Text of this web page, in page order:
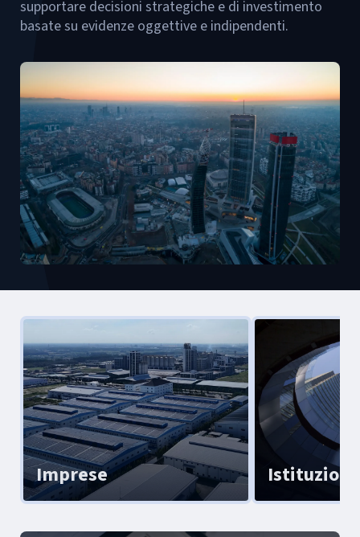
supportare decisioni strategiche e di investimento
basate su evidenze oggettive e indipendenti.
Imprese Istituzioni